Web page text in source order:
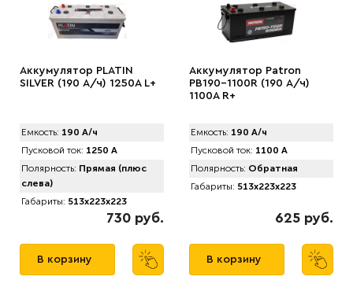
Аккумулятор PLATIN
SILVER (190 А/ч) 1250A L+
Емкость: 190 А/ч
Пусковой ток: 1250 А
Полярность: Прямая (плюс
слева)
Габариты: 513x223x223
730 руб.
В корзину
Аккумулятор Patron
PB190-1100R (190 А/ч)
1100A R+
Емкость: 190 А/ч
Пусковой ток: 1100 А
Полярность: Обратная
Габариты: 513x223x223
625 руб.
В корзину